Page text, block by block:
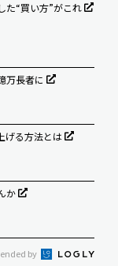
た“買い方”がこれ
万長者に
げる方法とは
か
by